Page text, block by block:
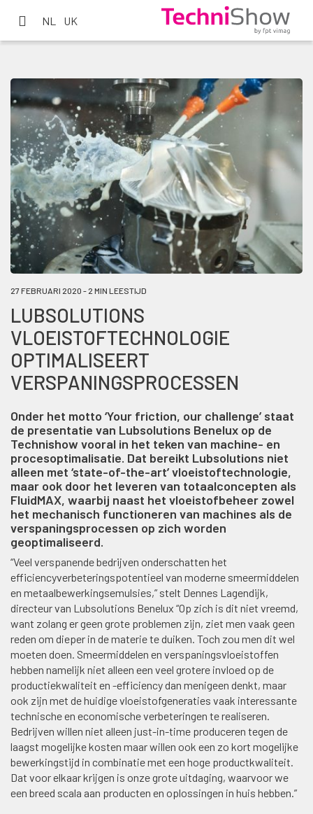
NL UK
27 FEBRUARI 2020 - 2 MIN LEESTIJD
LUBSOLUTIONS
VLOEISTOFTECHNOLOGIE
OPTIMALISEERT
VERSPANINGSPROCESSEN
Onder het motto ‘Your friction, our challenge’ staat
de presentatie van Lubsolutions Benelux op de
Technishow vooral in het teken van machine- en
procesoptimalisatie. Dat bereikt Lubsolutions niet
alleen met ‘state-of-the-art’ vloeistoftechnologie,
maar ook door het leveren van totaalconcepten als
FluidMAX, waarbij naast het vloeistofbeheer zowel
het mechanisch functioneren van machines als de
verspaningsprocessen op zich worden
geoptimaliseerd.
“Veel verspanende bedrijven onderschatten het
efficiencyverbeteringspotentieel van moderne smeermiddelen
en metaalbewerkingsemulsies,” stelt Dennes Lagendijk,
directeur van Lubsolutions Benelux “Op zich is dit niet vreemd,
want zolang er geen grote problemen zijn, ziet men vaak geen
reden om dieper in de materie te duiken. Toch zou men dit wel
moeten doen. Smeermiddelen en verspaningsvloeistoffen
hebben namelijk niet alleen een veel grotere invloed op de
productiekwaliteit en -efficiency dan menigeen denkt, maar
ook zijn met de huidige vloeistofgeneraties vaak interessante
technische en economische verbeteringen te realiseren.
Bedrijven willen niet alleen just-in-time produceren tegen de
laagst mogelijke kosten maar willen ook een zo kort mogelijke
bewerkingstijd in combinatie met een hoge productkwaliteit.
Dat voor elkaar krijgen is onze grote uitdaging, waarvoor we
een breed scala aan producten en oplossingen in huis hebben.”